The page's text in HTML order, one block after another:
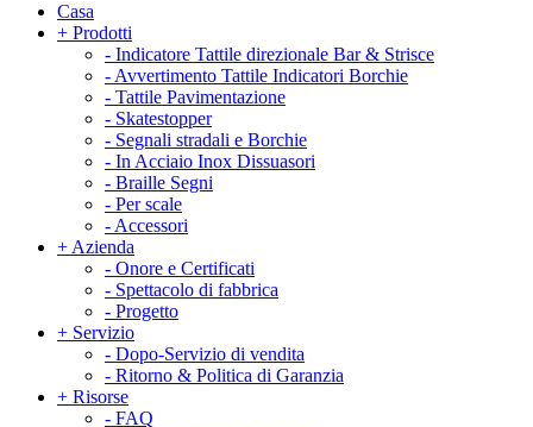
Casa
+ Prodotti
- Indicatore Tattile direzionale Bar & Strisce
- Avvertimento Tattile Indicatori Borchie
- Tattile Pavimentazione
- Skatestopper
- Segnali stradali e Borchie
- In Acciaio Inox Dissuasori
- Braille Segni
- Per scale
- Accessori
+ Azienda
- Onore e Certificati
- Spettacolo di fabbrica
- Progetto
+ Servizio
- Dopo-Servizio di vendita
- Ritorno & Politica di Garanzia
+ Risorse
- FAQ